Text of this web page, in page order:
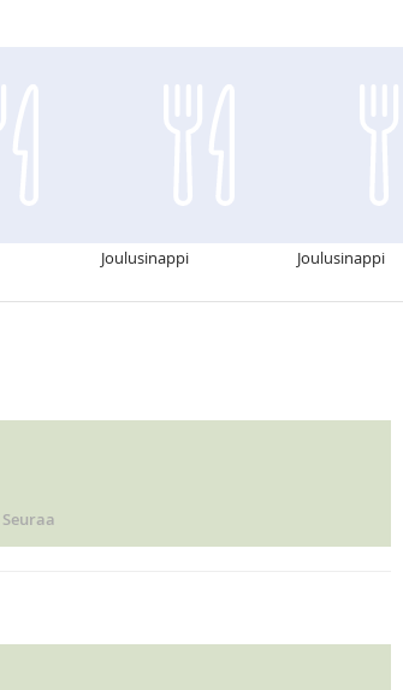
Joulusinappi Joulusinappi
Seuraa